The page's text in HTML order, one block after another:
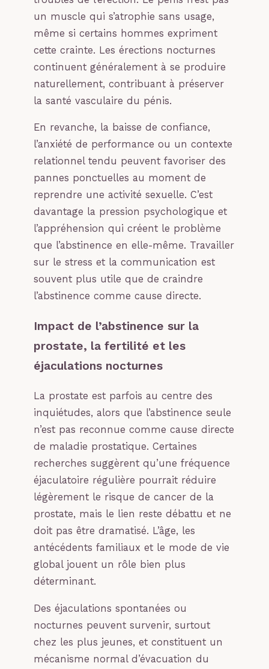
un muscle qui s’atrophie sans usage,
même si certains hommes expriment
cette crainte. Les érections nocturnes
continuent généralement à se produire
naturellement, contribuant à préserver
la santé vasculaire du pénis.
En revanche, la baisse de confiance,
l’anxiété de performance ou un contexte
relationnel tendu peuvent favoriser des
pannes ponctuelles au moment de
reprendre une activité sexuelle. C’est
davantage la pression psychologique et
l’appréhension qui créent le problème
que l’abstinence en elle-même. Travailler
sur le stress et la communication est
souvent plus utile que de craindre
l’abstinence comme cause directe.
Impact de l’abstinence sur la
prostate, la fertilité et les
éjaculations nocturnes
La prostate est parfois au centre des
inquiétudes, alors que l’abstinence seule
n’est pas reconnue comme cause directe
de maladie prostatique. Certaines
recherches suggèrent qu’une fréquence
éjaculatoire régulière pourrait réduire
légèrement le risque de cancer de la
prostate, mais le lien reste débattu et ne
doit pas être dramatisé. L’âge, les
antécédents familiaux et le mode de vie
global jouent un rôle bien plus
déterminant.
Des éjaculations spontanées ou
nocturnes peuvent survenir, surtout
chez les plus jeunes, et constituent un
mécanisme normal d’évacuation du